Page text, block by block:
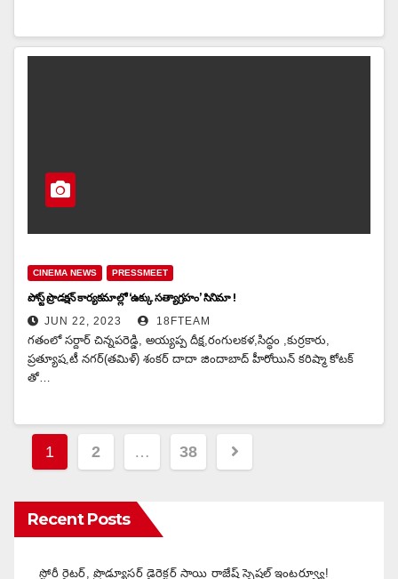
CINEMA NEWS PRESSMEET
పోస్ట్ ప్రొడక్షన్ కార్యకమాల్లో ‘ఉక్కు సత్యాగ్రహం’ సినిమా !
JUN 22, 2023 18FTEAM
గతంలో సర్దార్ చిన్నపరెడ్డి, అయ్యప్ప దీక్ష,రంగులకళ,సిద్ధం ,కుర్రకారు,
ప్రత్యూష,టీ నగర్(తమిళ్) శంకర్ దాదా జిందాబాద్ హీరోయిన్ కరిష్మా కోటక్
తో…
Posts
1 2 … 38
Recent Posts
స్టోరీ రైటర్, ప్రొడ్యూసర్ డైరెక్టర్ సాయి రాజేష్ స్పెషల్ ఇంటర్వ్యూ!